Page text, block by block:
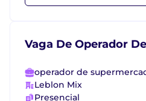
Vaga De Operador
operador de
Leblon Mix
Presencial